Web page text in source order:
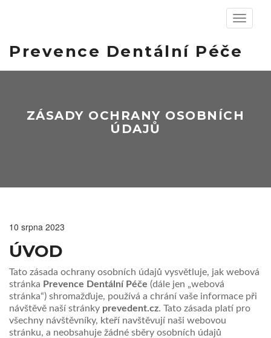
Zobrazit
navigaci
Prevence Dentální Péče
ZÁSADY OCHRANY OSOBNÍCH
ÚDAJŮ
10 srpna 2023
ÚVOD
Tato zásada ochrany osobních údajů vysvětluje, jak webová
stránka Prevence Dentální Péče (dále jen „webová
stránka“) shromažďuje, používá a chrání vaše informace při
návštěvě naší stránky prevedent.cz. Tato zásada platí pro
všechny návštěvníky, kteří navštěvují naši webovou
stránku, a neobsahuje žádné sběry osobních údajů